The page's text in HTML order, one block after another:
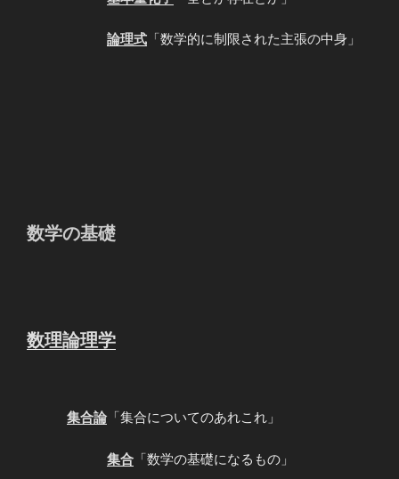
論理式 「数学的に制限された主張の中身」
数学の基礎
数理論理学
集合論「集合についてのあれこれ」
集合 「数学の基礎になるもの」